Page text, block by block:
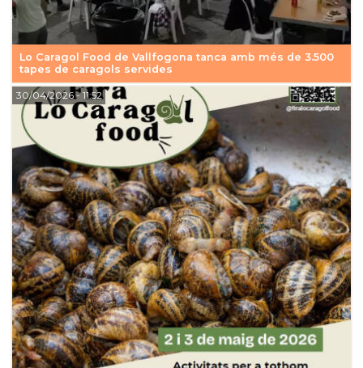
Lo Caragol Food de Vallfogona tanca amb més de 3.500
tapes de caragols servides
30/04/2026- 11:52